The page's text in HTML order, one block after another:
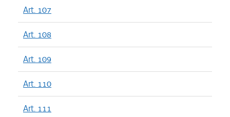
Art. 107
Art. 108
Art. 109
Art. 110
Art. 111